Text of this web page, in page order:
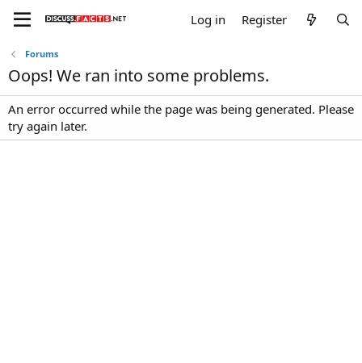
Log in Register
Forums
Oops! We ran into some problems.
An error occurred while the page was being generated. Please
try again later.